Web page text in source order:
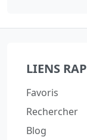
LIENS
Favoris
Rechercher
Blog